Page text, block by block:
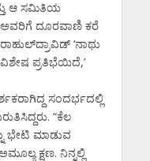
ಆ ಸಮಿತಿಯ
ದೂರವಾಣಿ ಕರೆ
‘ನಾಥು
ಪ್ರತಿಭೆಯಿದೆ,’
ಸಂದರ್ಭದಲ್ಲಿ
“ಕೆಲ
ಭೇಟಿ ಮಾಡುವ
ಕ್ಷಣ. ನಿನ್ನಲ್ಲಿ